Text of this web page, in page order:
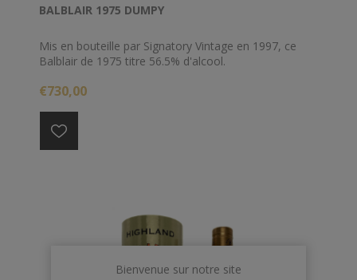
BALBLAIR 1975 DUMPY
Mis en bouteille par Signatory Vintage en 1997, ce
Balblair de 1975 titre 56.5% d'alcool.
€730,00
Bienvenue sur notre site